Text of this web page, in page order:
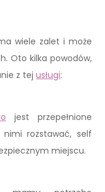
wiele zalet i może
Oto kilka powodów,
z tejusługi:
jest przepełnione
rozstawać, self
miejscu.